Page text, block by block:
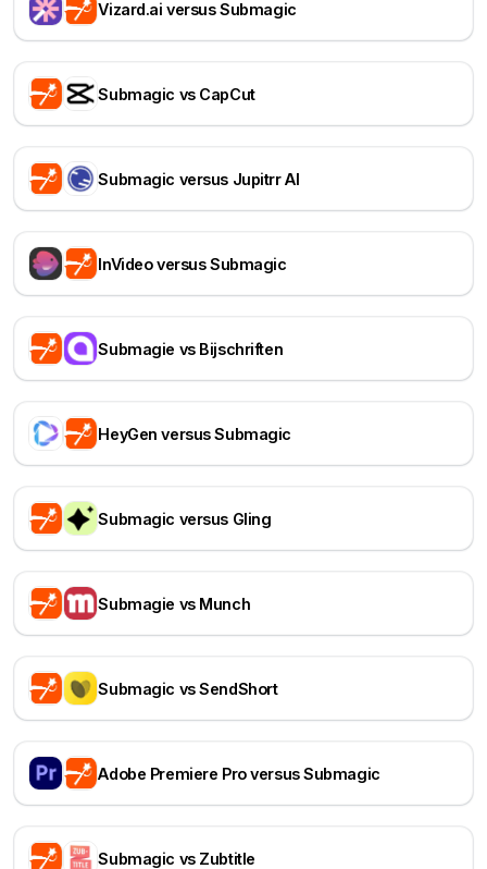
Vizard.ai versus Submagic
Submagic vs CapCut
Submagic versus Jupitrr AI
InVideo versus Submagic
Submagie vs Bijschriften
HeyGen versus Submagic
Submagic versus Gling
Submagie vs Munch
Submagic vs SendShort
Adobe Premiere Pro versus Submagic
Submagic vs Zubtitle